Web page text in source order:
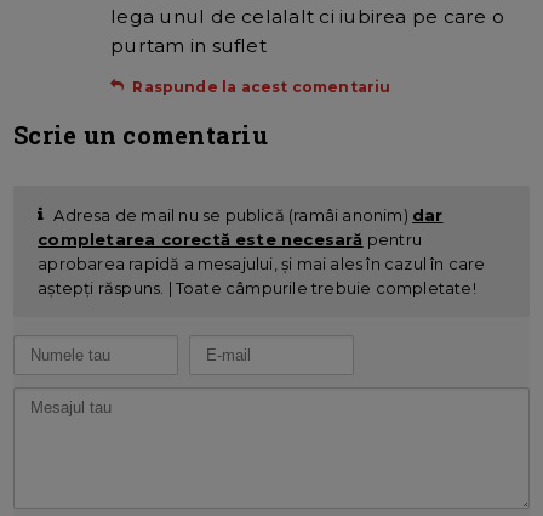
lega unul de celalalt ci iubirea pe care o
purtam in suflet
Raspunde la acest comentariu
Scrie un comentariu
Adresa de mail nu se publică (ramâi anonim) dar
completarea corectă este necesară pentru
aprobarea rapidă a mesajului, și mai ales în cazul în care
aștepți răspuns. | Toate câmpurile trebuie completate!